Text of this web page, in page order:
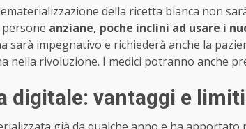
della ricetta bianca non
anziane, poche inclini ad usare i
sarà impegnativo e richiederà anche la
nella rivoluzione. I medici potranno anche
digitale: vantaggi e limiti